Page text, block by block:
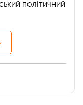
політичний